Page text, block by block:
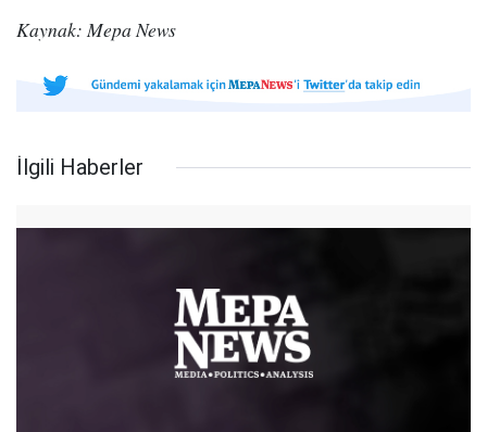
Kaynak: Mepa News
İlgili Haberler